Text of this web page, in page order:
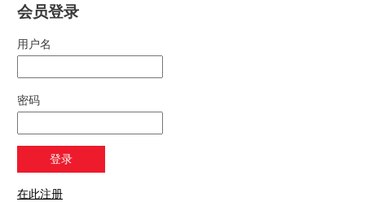
会员登录
用户名
密码
在此注册